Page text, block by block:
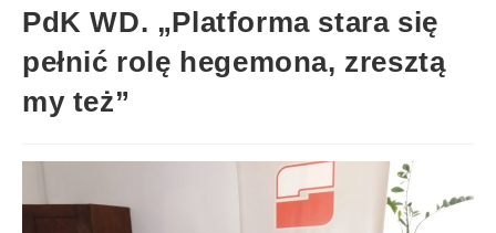
PdK WD. „Platforma stara się
pełnić rolę hegemona, zresztą
my też”